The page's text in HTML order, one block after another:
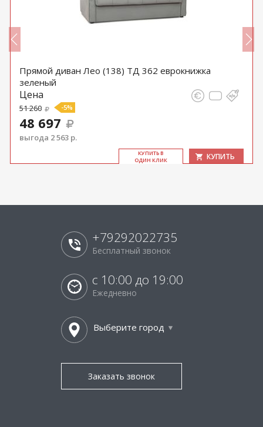
Прямой диван Лео (138) ТД 362 еврокнижка
зеленый
Цена
51 260 -5%
48 697
выгода 2 563 р.
КУ­ПИТЬ В
ОДИН КЛИК
КУПИТЬ
+79292022735
Бесплатный звонок
с 10:00 до 19:00
Ежедневно
Выберите город
Заказать звонок